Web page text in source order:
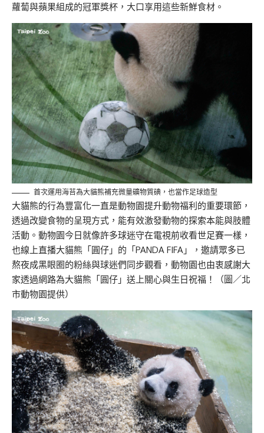
蘿蔔與蘋果組成的冠軍獎杯，大口享用這些新鮮食材。
首次運用海苔為大貓熊補充微量礦物質碘，也當作足球造型
大貓熊的行為豐富化一直是動物園提升動物福利的重要環節，
透過改變食物的呈現方式，能有效激發動物的探索本能與肢體
活動。動物園今日就像許多球迷守在電視前收看世足賽一樣，
也線上直播大貓熊「圓仔」的「PANDA FIFA」，邀請眾多已
熬夜成黑眼圈的粉絲與球迷們同步觀看，動物園也由衷感謝大
家透過網路為大貓熊「圓仔」送上關心與生日祝福！（圖／北
市動物園提供）